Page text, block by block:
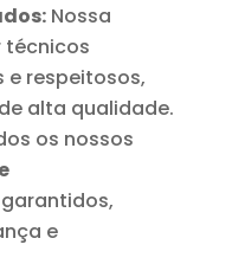
Nossa
técnicos
e respeitosos,
alta qualidade.
os nossos
e